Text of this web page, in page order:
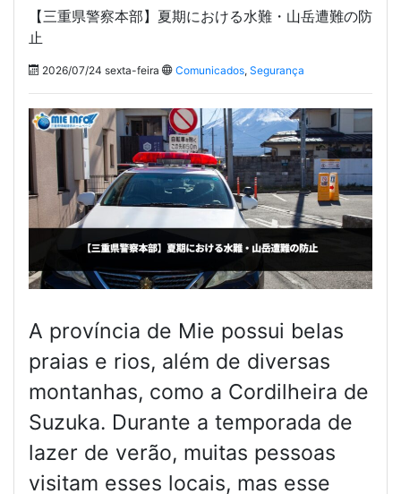
【三重県警察本部】夏期における水難・山岳遭難の防
止
2026/07/24 sexta-feira Comunicados, Segurança
A província de Mie possui belas
praias e rios, além de diversas
montanhas, como a Cordilheira de
Suzuka. Durante a temporada de
lazer de verão, muitas pessoas
visitam esses locais, mas esse